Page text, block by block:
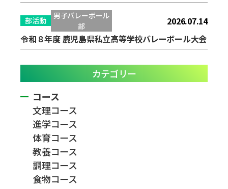
部活動
男子バレーボール
部
2026.07.14
令和８年度 鹿児島県私立高等学校バレーボール大会
カテゴリー
コース
文理コース
進学コース
体育コース
教養コース
調理コース
食物コース